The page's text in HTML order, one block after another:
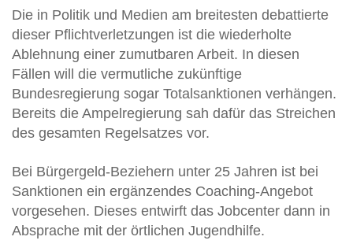
Die in Politik und Medien am breitesten debattierte
dieser Pflichtverletzungen ist die wiederholte
Ablehnung einer zumutbaren Arbeit. In diesen
Fällen will die vermutliche zukünftige
Bundesregierung sogar Totalsanktionen verhängen.
Bereits die Ampelregierung sah dafür das Streichen
des gesamten Regelsatzes vor.
Bei Bürgergeld-Beziehern unter 25 Jahren ist bei
Sanktionen ein ergänzendes Coaching-Angebot
vorgesehen. Dieses entwirft das Jobcenter dann in
Absprache mit der örtlichen Jugendhilfe.